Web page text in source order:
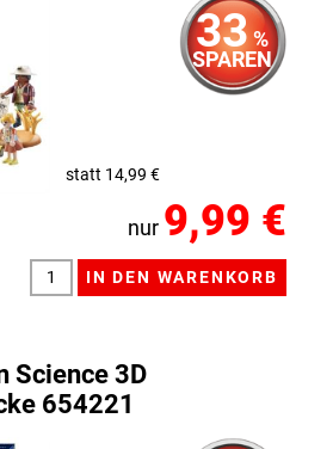
33 %
SPAREN
statt 14,99 €
nur 9,99 €
Science 3D
654221